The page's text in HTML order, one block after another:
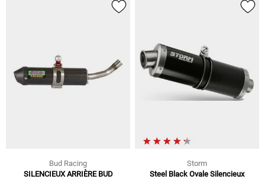
Bud Racing
SILENCIEUX ARRIÈRE BUD
Storm
Steel Black Ovale Silencieux